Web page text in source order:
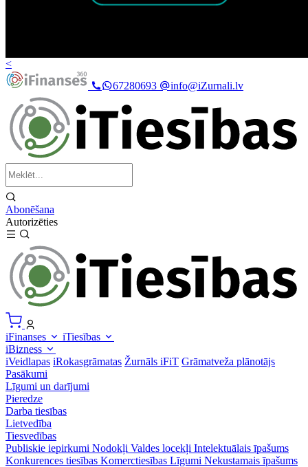
<
67280693
info@iZurnali.lv
Abonēšana
Autorizēties
iFinanses
iTiesības
iBizness
iVeidlapas iRokasgrāmatas Žurnāls iFiT Grāmatveža plānotājs
Pasākumi
Līgumi un darījumi
Pieredze
Darba tiesības
Lietvedība
Tiesvedības
Publiskie iepirkumi Nodokļi Valdes locekļi Intelektuālais īpašums
Konkurences tiesības Komerctiesības Līgumi Nekustamais īpašums